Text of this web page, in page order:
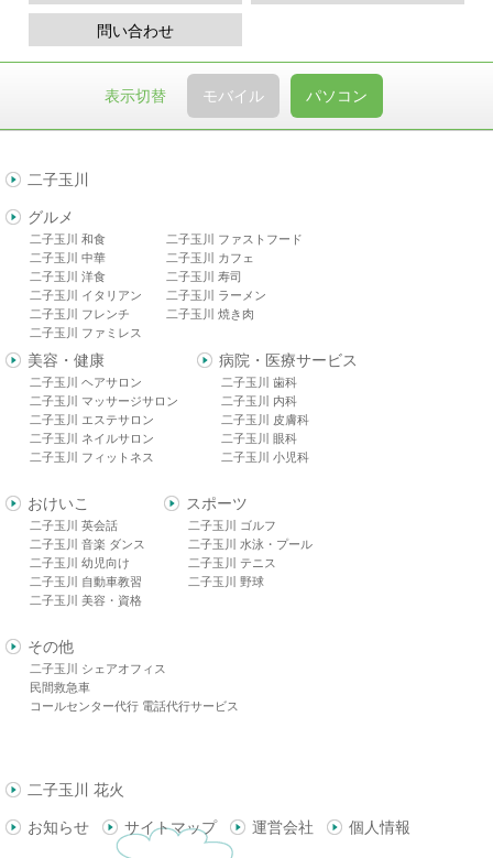
問い合わせ
表示切替 モバイル パソコン
二子玉川
グルメ
二子玉川 和食
二子玉川 中華
二子玉川 洋食
二子玉川 イタリアン
二子玉川 フレンチ
二子玉川 ファミレス
二子玉川 ファストフード
二子玉川 カフェ
二子玉川 寿司
二子玉川 ラーメン
二子玉川 焼き肉
美容・健康
二子玉川 ヘアサロン
二子玉川 マッサージサロン
二子玉川 エステサロン
二子玉川 ネイルサロン
二子玉川 フィットネス
病院・医療サービス
二子玉川 歯科
二子玉川 内科
二子玉川 皮膚科
二子玉川 眼科
二子玉川 小児科
おけいこ
二子玉川 英会話
二子玉川 音楽 ダンス
二子玉川 幼児向け
二子玉川 自動車教習
二子玉川 美容・資格
スポーツ
二子玉川 ゴルフ
二子玉川 水泳・プール
二子玉川 テニス
二子玉川 野球
その他
二子玉川 シェアオフィス
民間救急車
コールセンター代行 電話代行サービス
二子玉川 花火
お知らせ サイトマップ 運営会社 個人情報